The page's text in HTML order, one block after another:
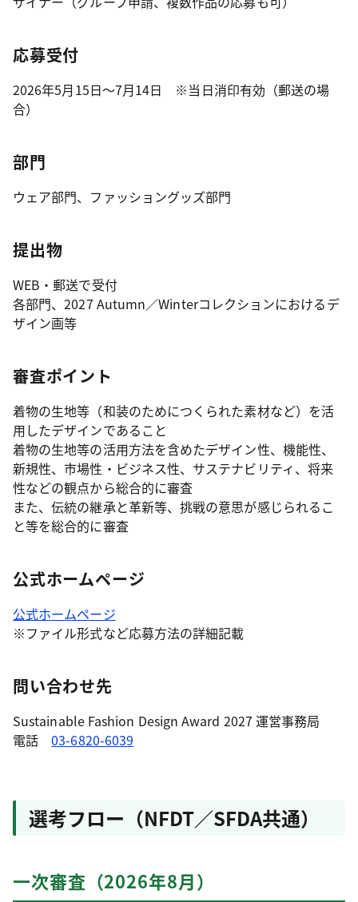
応募受付
2026年5月15日～7月14日 ※当日消印有効（郵送の場
合）
部門
ウェア部門、ファッショングッズ部門
提出物
WEB・郵送で受付
各部門、2027 Autumn／Winterコレクションにおけるデ
ザイン画等
審査ポイント
着物の生地等（和装のためにつくられた素材など）を活
用したデザインであること
着物の生地等の活用方法を含めたデザイン性、機能性、
新規性、市場性・ビジネス性、サステナビリティ、将来
性などの観点から総合的に審査
また、伝統の継承と革新等、挑戦の意思が感じられるこ
と等を総合的に審査
公式ホームページ
公式ホームページ
※ファイル形式など応募方法の詳細記載
問い合わせ先
Sustainable Fashion Design Award 2027 運営事務局
電話03-6820-6039
選考フロー（NFDT／SFDA共通）
一次審査（2026年8月）